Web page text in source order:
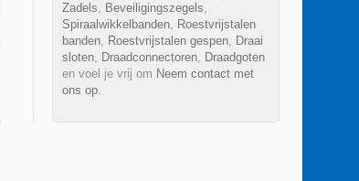
Zadels, Beveiligingszegels,
Spiraalwikkelbanden, Roestvrijstalen
banden, Roestvrijstalen gespen, Draai
sloten, Draadconnectoren, Draadgoten
en voel je vrij om Neem contact met
ons op.